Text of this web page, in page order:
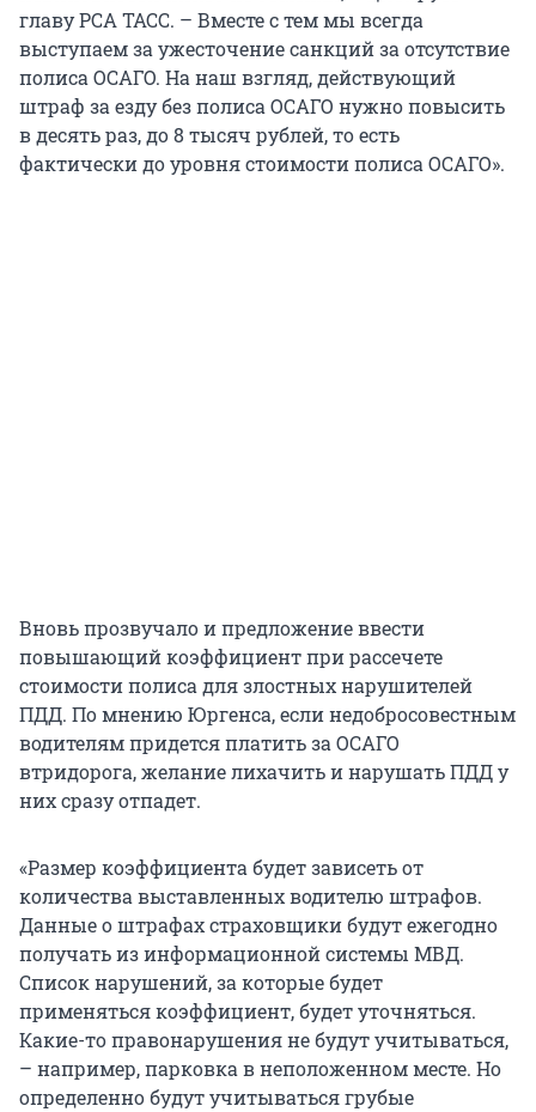
главу РСА ТАСС. – Вместе с тем мы всегда
выступаем за ужесточение санкций за отсутствие
полиса ОСАГО. На наш взгляд, действующий
штраф за езду без полиса ОСАГО нужно повысить
в десять раз, до 8 тысяч рублей, то есть
фактически до уровня стоимости полиса ОСАГО».
Вновь прозвучало и предложение ввести
повышающий коэффициент при рассечете
стоимости полиса для злостных нарушителей
ПДД. По мнению Юргенса, если недобросовестным
водителям придется платить за ОСАГО
втридорога, желание лихачить и нарушать ПДД у
них сразу отпадет.
«Размер коэффициента будет зависеть от
количества выставленных водителю штрафов.
Данные о штрафах страховщики будут ежегодно
получать из информационной системы МВД.
Список нарушений, за которые будет
применяться коэффициент, будет уточняться.
Какие-то правонарушения не будут учитываться,
– например, парковка в неположенном месте. Но
определенно будут учитываться грубые